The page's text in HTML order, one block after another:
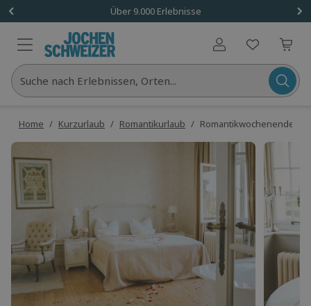
Über 9.000 Erlebnisse
Benutzerkonto
Suche nach Erlebnissen, Orten...
Home / Kurzurlaub / Romantikurlaub / Romantikwochenende